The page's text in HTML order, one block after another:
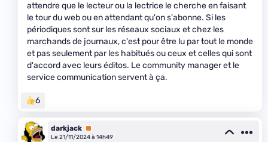
attendre que le lecteur ou la lectrice le cherche en faisant
le tour du web ou en attendant qu'on s'abonne. Si les
périodiques sont sur les réseaux sociaux et chez les
marchands de journaux, c'est pour être lu par tout le monde
et pas seulement par les habitués ou ceux et celles qui sont
d'accord avec leurs éditos. Le community manager et le
service communication servent à ça.
6
darkjack Premium
Le 21/11/2024 à 14h49